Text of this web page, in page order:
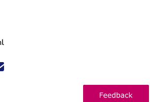
- U verlaat Rechtspraak.nl
- U verlaat Rechtspraak.nl
Instagram - U verlaat Rechtspraak.nl
op Youtube - U verlaat Rechtspraak.nl
ons op LinkedIn - U verlaat
op de hoogte' nieuwsbrief - U verlaat